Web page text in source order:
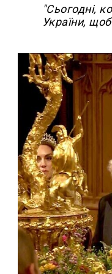
"Сьогодні,
України,